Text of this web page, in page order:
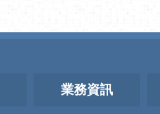
業務資訊